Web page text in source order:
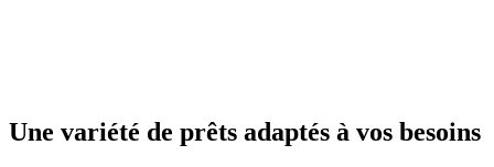
Une variété de prêts adaptés à vos besoins